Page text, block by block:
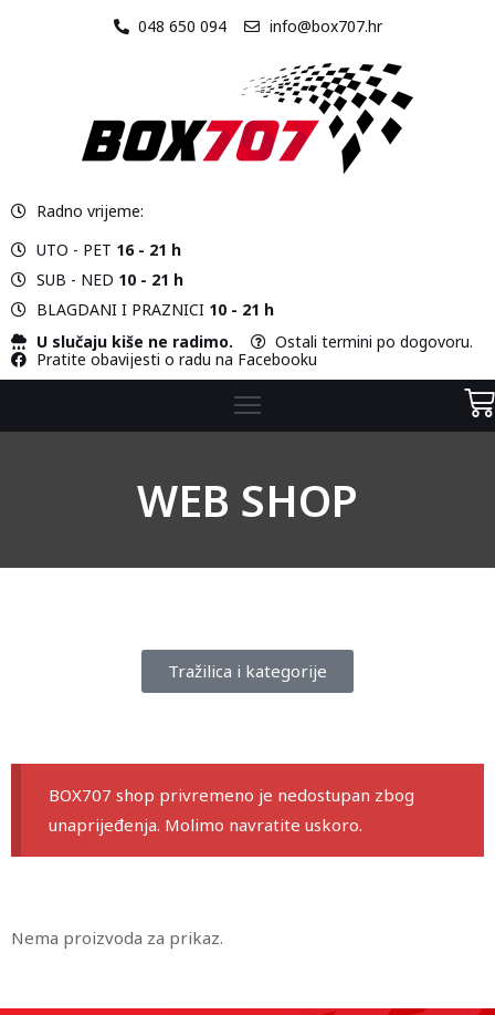
048 650 094 info@box707.hr
Radno vrijeme:
UTO - PET 16 - 21 h
SUB - NED 10 - 21 h
BLAGDANI I PRAZNICI 10 - 21 h
U slučaju kiše ne radimo.
Ostali termini po dogovoru.
Pratite obavijesti o radu na Facebooku
VOZILA
CJENIK
KONTAKT
WEB
WEB SHOP
Tražilica i kategorije
BOX707 shop privremeno je nedostupan zbog
unaprijeđenja. Molimo navratite uskoro.
Nema proizvoda za prikaz.